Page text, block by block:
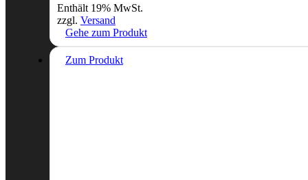
Enthält 19% MwSt.
zzgl. Versand
Gehe zum Produkt
Zum Produkt